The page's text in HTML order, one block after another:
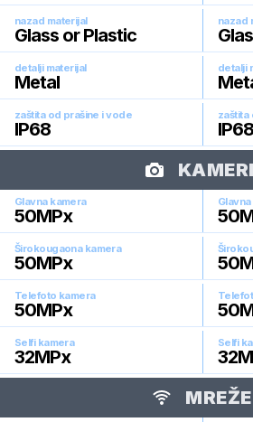
nazad materijal
Glass or Plastic
nazad
detalji materijal
Metal
detalji
zaštita od prašine i vode
IP68
zaštita
IP68
Glavna kamera
50MPx 50
Širokougaona kamera
50MPx 50
Telefoto kamera
50MPx 50
Selfi kamera
32MPx
Selfi
32
MREŽE